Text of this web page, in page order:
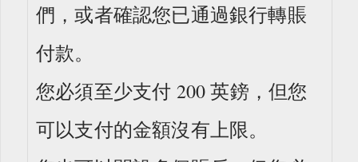
們，或者確認您已通過銀行轉賬
付款。
您必須至少支付 200 英鎊，但您
可以支付的金額沒有上限。